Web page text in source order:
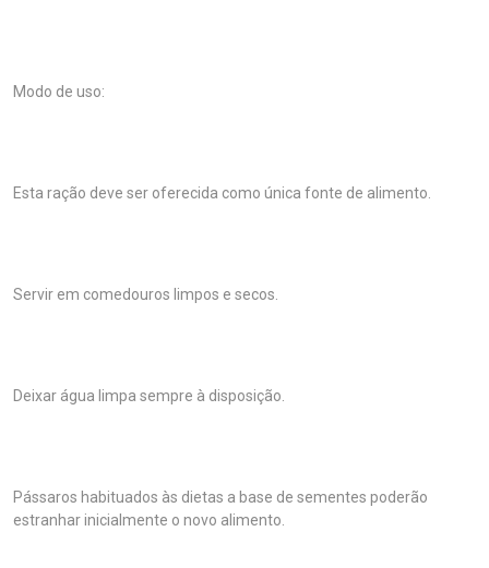
Modo de uso:
Esta ração deve ser oferecida como única fonte de alimento.
Servir em comedouros limpos e secos.
Deixar água limpa sempre à disposição.
Pássaros habituados às dietas a base de sementes poderão
estranhar inicialmente o novo alimento.